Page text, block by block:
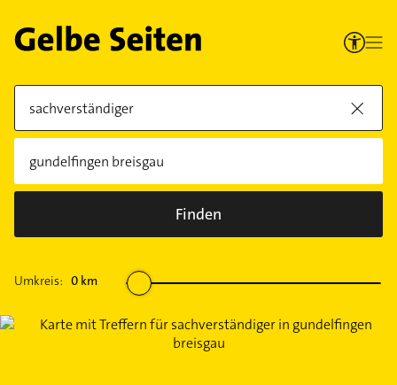
Finden
Umkreis: 0 km